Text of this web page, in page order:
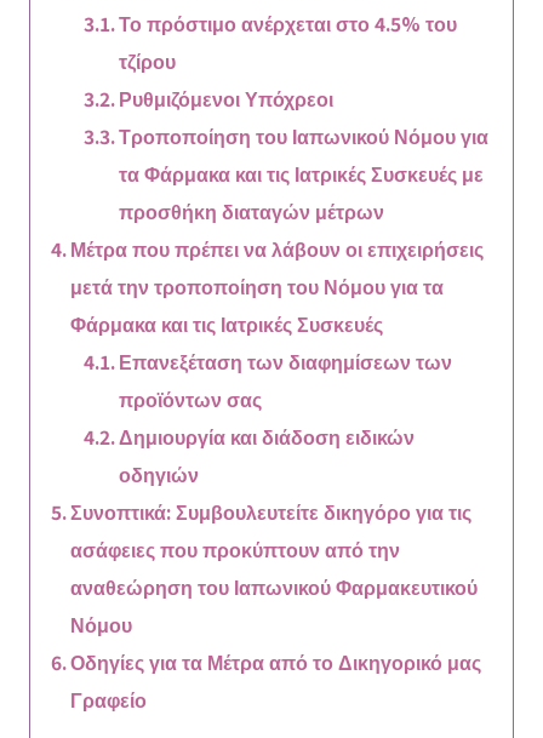
Το πρόστιμο ανέρχεται στο 4.5% του
τζίρου
Ρυθμιζόμενοι Υπόχρεοι
Τροποποίηση του Ιαπωνικού Νόμου για
τα Φάρμακα και τις Ιατρικές Συσκευές με
προσθήκη διαταγών μέτρων
Μέτρα που πρέπει να λάβουν οι επιχειρήσεις
μετά την τροποποίηση του Νόμου για τα
Φάρμακα και τις Ιατρικές Συσκευές
Επανεξέταση των διαφημίσεων των
προϊόντων σας
Δημιουργία και διάδοση ειδικών
οδηγιών
Συνοπτικά: Συμβουλευτείτε δικηγόρο για τις
ασάφειες που προκύπτουν από την
αναθεώρηση του Ιαπωνικού Φαρμακευτικού
Νόμου
Οδηγίες για τα Μέτρα από το Δικηγορικό μας
Γραφείο